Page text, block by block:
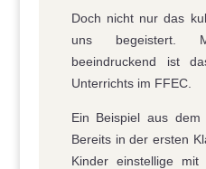
Doch nicht nur das
uns begeistert.
beeindruckend ist
Unterrichts im FFEC.
Ein Beispiel aus dem
Bereits in der ersten
Kinder einstellige mit